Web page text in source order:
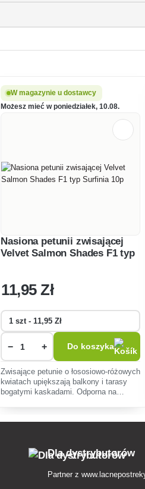
W magazynie u dostawcy
Możesz mieć w poniedziałek, 10.08.
Nasiona petunii zwisającej
Velvet Salmon Shades F1 typ
11,95 Zł
− + Do koszyka
Zwisające petunie o łososiowo-różowych
kwiatach upiększają balkony i tarasy
bogatymi kaskadami. Odporna na
pielęgnacji.
Dla dystrybutorów
Partner z